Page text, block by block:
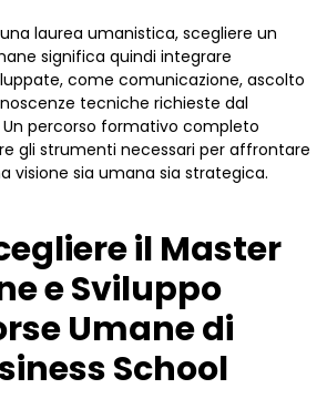
laurea umanistica, scegliere un
significa quindi integrare
come comunicazione, ascolto
tecniche richieste dal
percorso formativo completo
gli strumenti necessari per affrontare
visione sia umana sia strategica.
il Master
e Sviluppo
Umane di
School